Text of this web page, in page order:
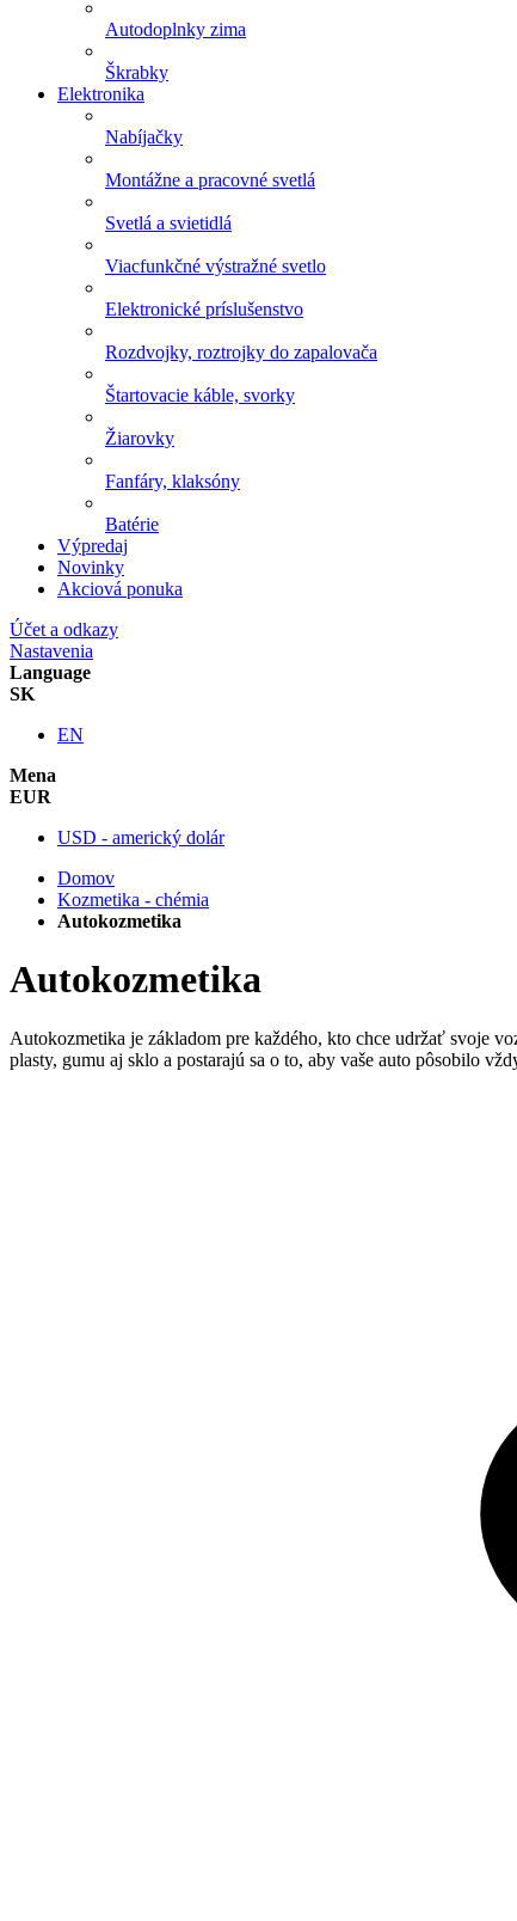
Autodoplnky zima
Škrabky
Elektronika
Nabíjačky
Montážne a pracovné svetlá
Svetlá a svietidlá
Viacfunkčné výstražné svetlo
Elektronické príslušenstvo
Rozdvojky, roztrojky do zapalovača
Štartovacie káble, svorky
Žiarovky
Fanfáry, klaksóny
Batérie
Výpredaj
Novinky
Akciová ponuka
Účet a odkazy
Nastavenia
Language
SK
EN
Mena
EUR
USD - americký dolár
Domov
Kozmetika - chémia
Autokozmetika
Autokozmetika
Autokozmetika je základom pre každého, kto chce udržať svoje
plasty, gumu aj sklo a postarajú sa o to, aby vaše auto pôsobilo